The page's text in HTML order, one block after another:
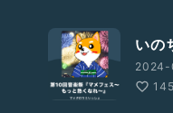
いの
2024-